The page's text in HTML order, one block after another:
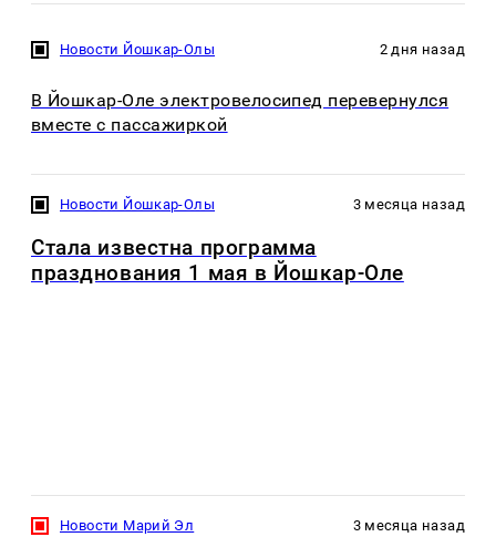
Новости Йошкар-Олы 2 дня назад
В Йошкар-Оле электровелосипед перевернулся
вместе с пассажиркой
Новости Йошкар-Олы 3 месяца назад
Стала известна программа
празднования 1 мая в Йошкар-Оле
Новости Марий Эл 3 месяца назад